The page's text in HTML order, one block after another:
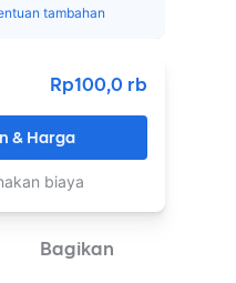
tambahan
Rp100,0 rb
& Harga
biaya
Bagikan